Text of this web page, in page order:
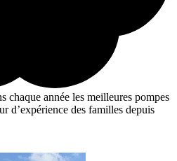
chaque année les meilleures pompes
d’expérience des familles depuis